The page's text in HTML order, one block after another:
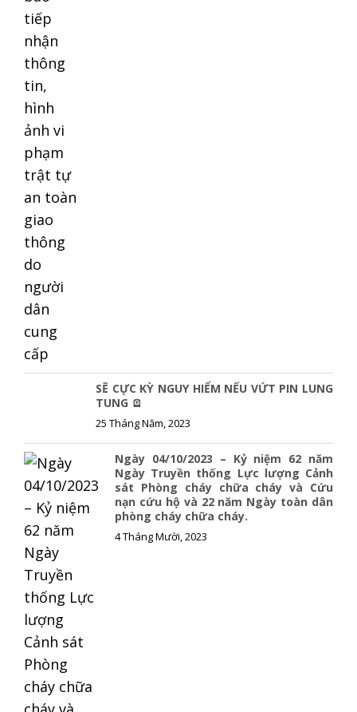
SẼ CỰC KỲ NGUY HIỂM NẾU VỨT PIN LUNG
TUNG 🪫
25 Tháng Năm, 2023
Ngày 04/10/2023 – Kỷ niệm 62 năm
Ngày Truyền thống Lực lượng Cảnh
sát Phòng cháy chữa cháy và Cứu
nạn cứu hộ và 22 năm Ngày toàn dân
phòng cháy chữa cháy.
4 Tháng Mười, 2023